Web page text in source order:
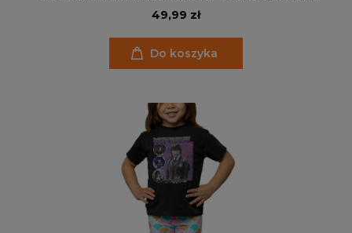
WEDNESDAY
49,99 zł
Do koszyka